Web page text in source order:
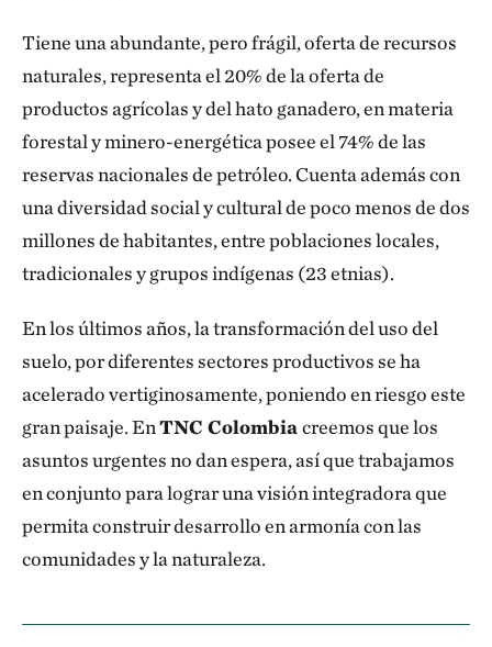
Tiene una abundante, pero frágil, oferta de recursos
natura­les, representa el 20% de la oferta de
productos agrícolas y del hato ganadero, en materia
forestal y minero-energética posee el 74% de las
reservas nacionales de petróleo. Cuenta además con
una diversidad social y cultural de poco menos de dos
millones de habitantes, entre poblaciones locales,
tra­dicionales y grupos indígenas (23 etnias).
En los últimos años, la transformación del uso del
suelo, por diferentes sectores productivos se ha
acelerado vertiginosamente, poniendo en riesgo este
gran paisaje. EnTNC Colombia creemos que los
asuntos urgentes no dan espera, así que trabajamos
en conjunto para lograr una visión integradora que
permita construir desarrollo en armonía con las
comunidades y la naturaleza.